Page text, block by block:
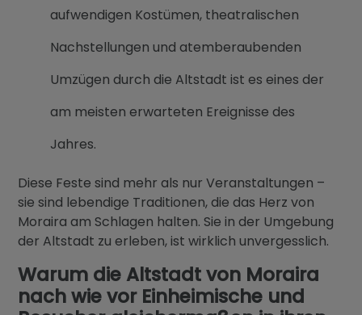
aufwendigen Kostümen, theatralischen
Nachstellungen und atemberaubenden
Umzügen durch die Altstadt ist es eines der
am meisten erwarteten Ereignisse des
Jahres.
Diese Feste sind mehr als nur Veranstaltungen –
sie sind lebendige Traditionen, die das Herz von
Moraira am Schlagen halten. Sie in der Umgebung
der Altstadt zu erleben, ist wirklich unvergesslich.
Warum die Altstadt von Moraira
nach wie vor Einheimische und